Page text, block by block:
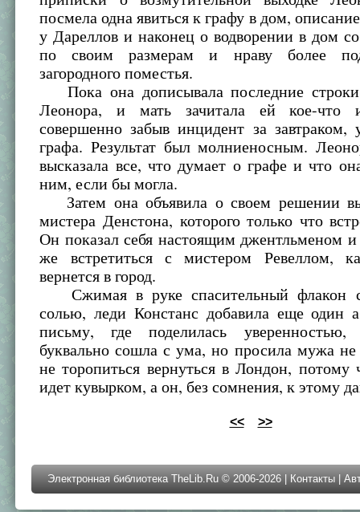
посмела одна явиться к графу в дом,
у Дареллов и наконец о водворении в дом
по своим размерам и нраву более
загородного поместья.
Пока она дописывала последние
Леонора, и мать зачитала ей кое-что
совершенно забыв инцидент за завтраком,
графа. Результат был молниеносным.
высказала все, что думает о графе и что
ним, если бы могла.
Затем она объявила о своем решении
мистера Денстона, которого только что
Он показал себя настоящим джентльменом и
же встретиться с мистером Ревеллом,
вернется в город.
Сжимая в руке спасительный флакон
солью, леди Констанс добавила еще один
письму, где поделилась
буквально сошла с ума, но просила мужа не
не торопиться вернуться в Лондон, потому
идет кувырком, а он, без сомнения, к этому
<< >>
Электронная библиотека TheLib.Ru © 2006-2026 | Контакты |